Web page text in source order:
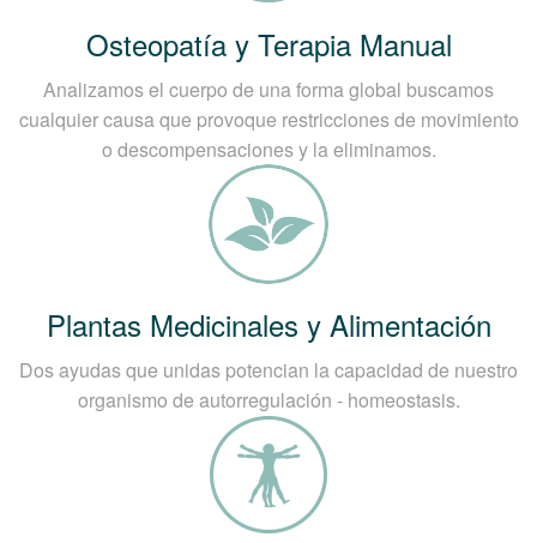
Osteopatía y Terapia Manual
Analizamos el cuerpo de una forma global buscamos
cualquier causa que provoque restricciones de movimiento
o descompensaciones y la eliminamos.
Plantas Medicinales y Alimentación
Dos ayudas que unidas potencian la capacidad de nuestro
organismo de autorregulación - homeostasis.